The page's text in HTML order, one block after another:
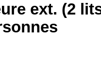
ext. (2